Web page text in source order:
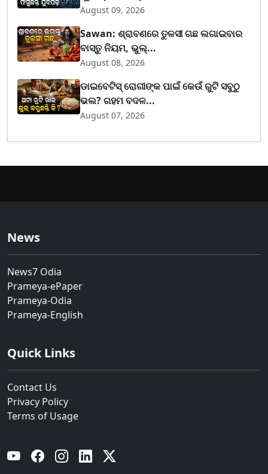
August 09, 2026
Sawan: ଶ୍ରାବଣରେ ତୁଳସୀ ଗଛ ଲଗାଇବାର
ବାସ୍ତୁ ନିୟମ, ଭୁଲ୍...
August 08, 2026
ଡାଇବେଟିସ୍ ରୋଗୀଙ୍କ ପାଇଁ କେଉଁ ରୁଟି ସବୁଠୁ
ଭଲ? ଗହମ ବଦଳ...
August 07, 2026
News
News7 Odia
Prameya-ePaper
Prameya-Odia
Prameya-English
Quick Links
Contact Us
Privacy Policy
Terms of Usage
YouTube Facebook Instagram Linkedin